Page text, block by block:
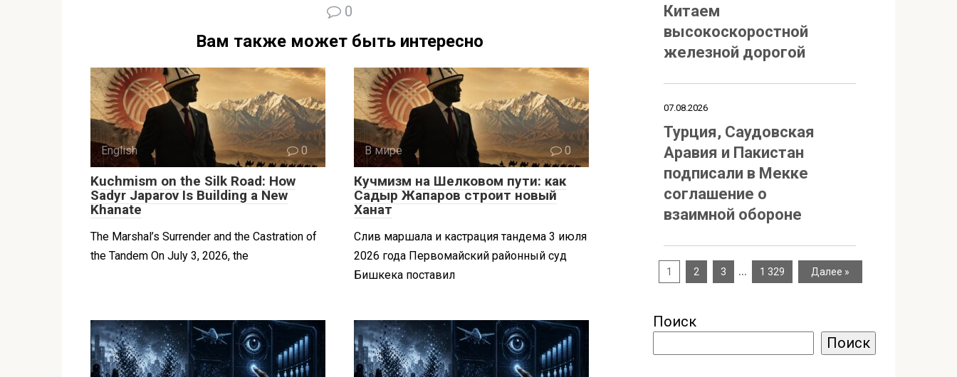
0
Вам также может быть интересно
English 0
Kuchmism on the Silk Road: How
Sadyr Japarov Is Building a New
Khanate
The Marshal’s Surrender and the Castration of
the Tandem On July 3, 2026, the
В мире 0
Кучмизм на Шелковом пути: как
Садыр Жапаров строит новый
Ханат
Слив маршала и кастрация тандема 3 июля
2026 года Первомайский районный суд
Бишкека поставил
Китаем
высокоскоростной
железной дорогой
07.08.2026
Турция, Саудовская
Аравия и Пакистан
подписали в Мекке
соглашение о
взаимной обороне
1 2 3 … 1 329 Далее »
Поиск
Поиск